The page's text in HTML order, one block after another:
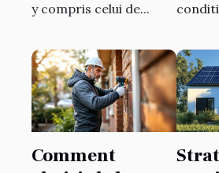
y compris celui de...
Comment